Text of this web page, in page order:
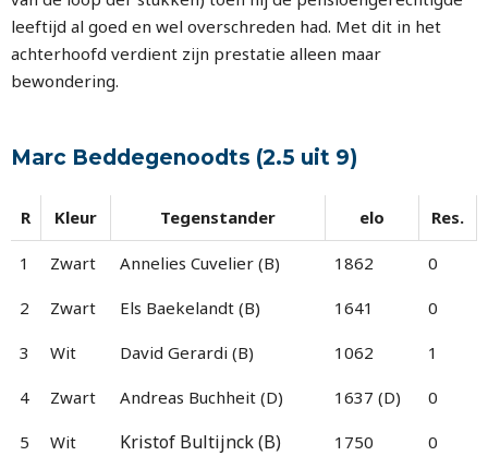
leeftijd al goed en wel overschreden had. Met dit in het
achterhoofd verdient zijn prestatie alleen maar
bewondering.
Marc Beddegenoodts (2.5 uit 9)
R Kleur Tegenstander elo Res.
1 Zwart Annelies Cuvelier (B) 1862 0
2 Zwart Els Baekelandt (B) 1641 0
3 Wit David Gerardi (B) 1062 1
4 Zwart Andreas Buchheit (D) 1637 (D) 0
5 Wit Kristof Bultijnck (B) 1750 0